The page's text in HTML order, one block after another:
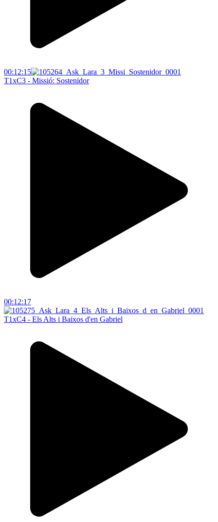
00:12:15
T1xC3 - Missió: Sostenidor
00:12:17
T1xC4 - Els Alts i Baixos d'en Gabriel